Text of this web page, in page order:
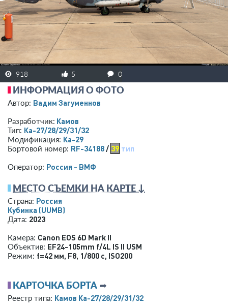
ЗАРЕГИСТРИРОВАТЬСЯ
918 5 0
ИНФОРМАЦИЯ О ФОТО
Автор: Вадим Загуменнов
Разработчик: Камов
Тип: Ка-27/28/29/31/32
Модификация: Ка-29
Бортовой номер: RF-34188/ 39 тип
Оператор: Россия - ВМФ
МЕСТО СЪЕМКИ НА КАРТЕ ↓
Страна: Россия
Кубинка (UUMB)
Дата: 2023
Камера: Canon EOS 6D Mark II
Объектив: EF24-105mm f/4L IS II USM
Режим: f=42 мм, F8, 1/800 с, ISO200
КАРТОЧКА БОРТА ➦
Реестр типа: Камов Ка-27/28/29/31/32